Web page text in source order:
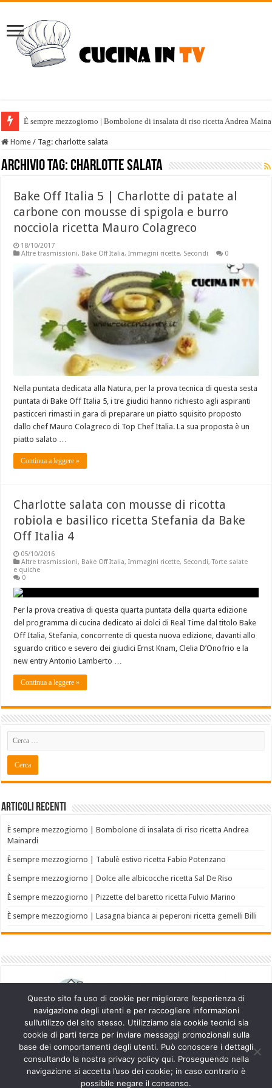
È sempre mezzogiorno | Bombolone di insalata di riso ricetta Andrea
Home / Tag:charlotte salata
Archivio tag:charlotte salata
Bake Off Italia 5 | Charlotte di patate al
carbone con mousse di spigola e burro
nocciola ricetta Mauro Colagreco
18/10/2017
Altre trasmissioni, Bake Off Italia,Immagini ricette, Secondi 0
Nella puntata dedicata alla Natura, per la prova tecnica di questa sesta
puntata di Bake Off Italia 5, i tre giudici hanno richiesto agli aspiranti
pasticceri rimasti in gara di preparare un piatto squisito proposto
dallo chef Mauro Colagreco di Top Chef Italia. La sua proposta è un
piatto salato …
Continua a leggere »
Charlotte salata con mousse di ricotta
robiola e basilico ricetta Stefania da Bake
Off Italia 4
05/10/2016
Altre trasmissioni, Bake Off Italia,Immagini ricette, Secondi,Torte salate
e quiche
0
Per la prova creativa di questa quarta puntata della quarta edizione
del programma di cucina dedicato ai dolci di Real Time dal titolo Bake
Off Italia, Stefania, concorrente di questa nuova edizione, davanti allo
sguardo critico e severo dei giudici Ernst Knam, Clelia D’Onofrio e la
new entry Antonio Lamberto …
Continua a leggere »
Articoli recenti
È sempre mezzogiorno | Bombolone di insalata di riso ricetta Andrea
Mainardi
È sempre mezzogiorno | Tabulè estivo ricetta Fabio Potenzano
È sempre mezzogiorno | Dolce alle albicocche ricetta Sal De Riso
È sempre mezzogiorno | Pizzette del baretto ricetta Fulvio Marino
È sempre mezzogiorno | Lasagna bianca ai peperoni ricetta gemelli Billi
Powered byWordPress| Designed byTieLabs
Questo sito fa uso di cookie per migliorare l’esperienza di
navigazione degli utenti e per raccogliere informazioni
sull’utilizzo del sito stesso. Utilizziamo sia cookie tecnici sia
cookie di parti terze per inviare messaggi promozionali sulla
base dei comportamenti degli utenti. Può conoscere i dettagli
consultando la nostra privacy policy qui. Proseguendo nella
navigazione si accetta l’uso dei cookie; in caso contrario è
possibile negare il consenso.